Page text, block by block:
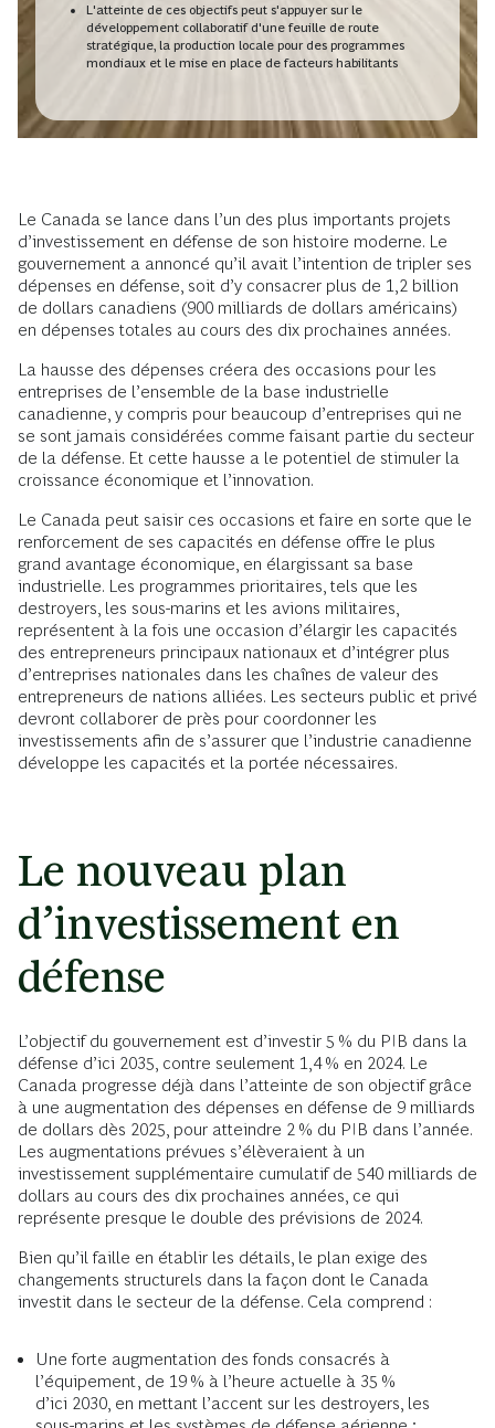
L'atteinte de ces objectifs peut s'appuyer sur le
développement collaboratif d'une feuille de route
stratégique, la production locale pour des programmes
mondiaux et le mise en place de facteurs habilitants
Le Canada se lance dans l’un des plus importants projets
d’investissement en défense de son histoire moderne. Le
gouvernement a annoncé qu’il avait l’intention de tripler ses
dépenses en défense, soit d’y consacrer plus de 1,2 billion
de dollars canadiens (900 milliards de dollars américains)
en dépenses totales au cours des dix prochaines années.
La hausse des dépenses créera des occasions pour les
entreprises de l’ensemble de la base industrielle
canadienne, y compris pour beaucoup d’entreprises qui ne
se sont jamais considérées comme faisant partie du secteur
de la défense. Et cette hausse a le potentiel de stimuler la
croissance économique et l’innovation.
Le Canada peut saisir ces occasions et faire en sorte que le
renforcement de ses capacités en défense offre le plus
grand avantage économique, en élargissant sa base
industrielle. Les programmes prioritaires, tels que les
destroyers, les sous-marins et les avions militaires,
représentent à la fois une occasion d’élargir les capacités
des entrepreneurs principaux nationaux et d’intégrer plus
d’entreprises nationales dans les chaînes de valeur des
entrepreneurs de nations alliées. Les secteurs public et privé
devront collaborer de près pour coordonner les
investissements afin de s’assurer que l’industrie canadienne
développe les capacités et la portée nécessaires.
Le nouveau plan
d’investissement en
défense
L’objectif du gouvernement est d’investir 5 % du PIB dans la
défense d’ici 2035, contre seulement 1,4 % en 2024. Le
Canada progresse déjà dans l’atteinte de son objectif grâce
à une augmentation des dépenses en défense de 9 milliards
de dollars dès 2025, pour atteindre 2 % du PIB dans l’année.
Les augmentations prévues s’élèveraient à un
investissement supplémentaire cumulatif de 540 milliards de
dollars au cours des dix prochaines années, ce qui
représente presque le double des prévisions de 2024.
Bien qu’il faille en établir les détails, le plan exige des
changements structurels dans la façon dont le Canada
investit dans le secteur de la défense. Cela comprend :
Une forte augmentation des fonds consacrés à
l’équipement, de 19 % à l’heure actuelle à 35 %
d’ici 2030, en mettant l’accent sur les destroyers, les